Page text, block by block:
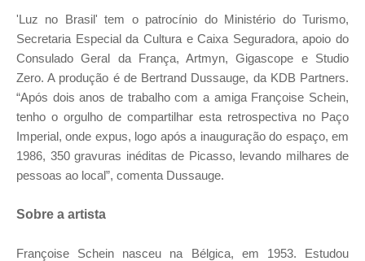
'Luz no Brasil' tem o patrocínio do Ministério do Turismo,
Secretaria Especial da Cultura e Caixa Seguradora, apoio do
Consulado Geral da França, Artmyn, Gigascope e Studio
Zero. A produção é de Bertrand Dussauge, da KDB Partners.
“Após dois anos de trabalho com a amiga Françoise Schein,
tenho o orgulho de compartilhar esta retrospectiva no Paço
Imperial, onde expus, logo após a inauguração do espaço, em
1986, 350 gravuras inéditas de Picasso, levando milhares de
pessoas ao local”, comenta Dussauge.
Sobre a artista
Françoise Schein nasceu na Bélgica, em 1953. Estudou